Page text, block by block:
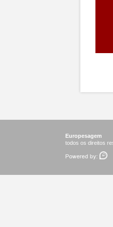
Europesagem
todos os direitos